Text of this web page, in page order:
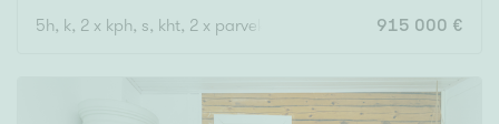
5h, k, 2 x kph, s, kht, 2 x parveke 915 000 €